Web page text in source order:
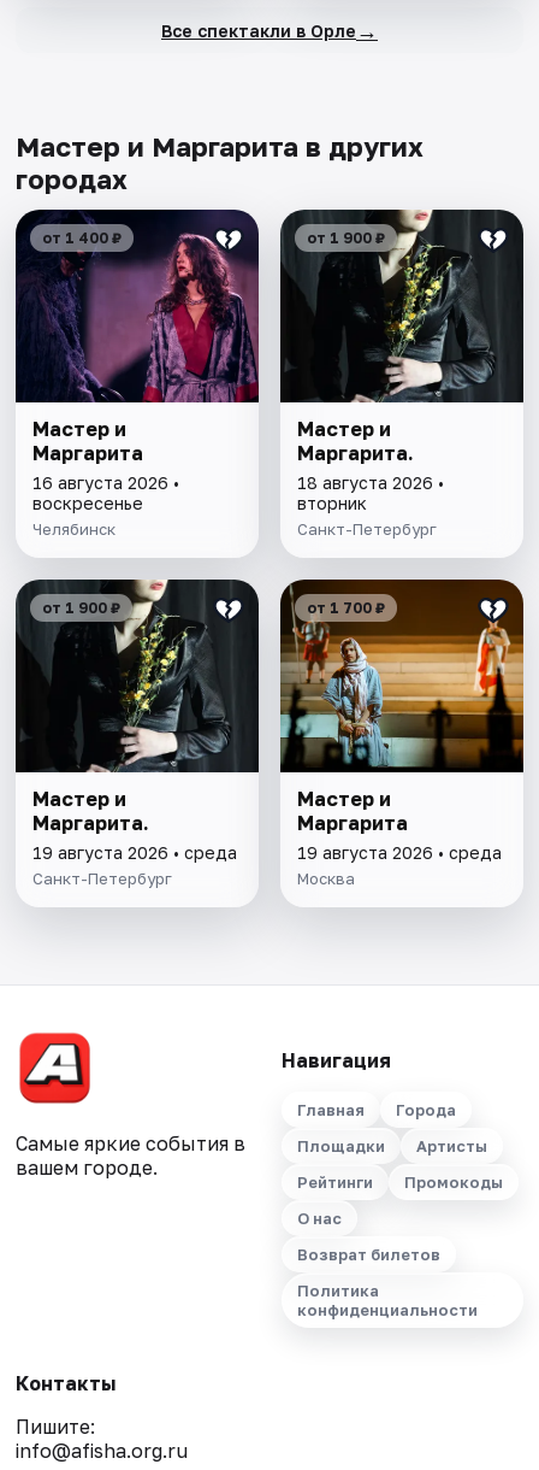
Все спектакли в Орле →
Мастер и Маргарита в других
городах
от 1 400 ₽
Мастер и
Маргарита
16 августа 2026 •
воскресенье
Челябинск
от 1 900 ₽
Мастер и
Маргарита.
18 августа 2026 •
вторник
Санкт-Петербург
от 1 900 ₽
Мастер и
Маргарита.
19 августа 2026 • среда
Санкт-Петербург
от 1 700 ₽
Мастер и
Маргарита
19 августа 2026 • среда
Москва
Самые яркие события в
вашем городе.
Навигация
Главная
Города
Площадки
Артисты
Рейтинги
Промокоды
О нас
Возврат билетов
Политика
конфиденциальности
Контакты
Пишите:
info@afisha.org.ru